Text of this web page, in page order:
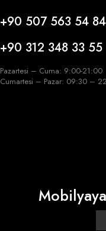
+90 507 563 54 84
+90 312 348 33 55
Pazartesi – Cuma: 9:00-21:00
Cumartesi – Pazar: 09:30 –